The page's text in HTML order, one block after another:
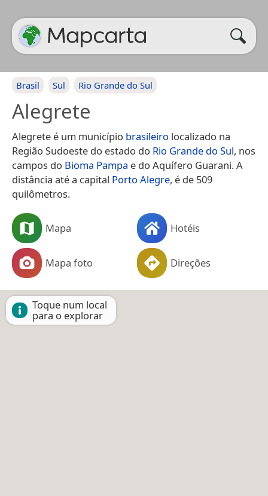
Brasil Sul Rio Grande do Sul
Alegrete
Alegrete é um município brasileiro localizado na
Região Sudoeste do estado do Rio Grande do Sul, nos
campos do Bioma Pampa e do Aquífero Guarani. A
distância até a capital Porto Alegre, é de 509
quilômetros.
Mapa Hotéis
Mapa foto Direções
Toque num local
para o explorar